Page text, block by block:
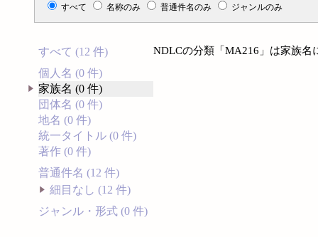
すべて 名称のみ 普通件名のみ ジャンルのみ
すべて (12 件)
個人名 (0 件)
家族名 (0 件)
団体名 (0 件)
地名 (0 件)
統一タイトル (0 件)
著作 (0 件)
普通件名 (12 件)
細目なし (12 件)
ジャンル・形式 (0 件)
NDLCの分類「MA216」は家族名